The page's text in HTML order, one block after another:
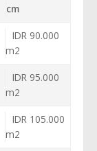
cm
IDR 90.000
m2
IDR 95.000
m2
IDR 105.000
m2